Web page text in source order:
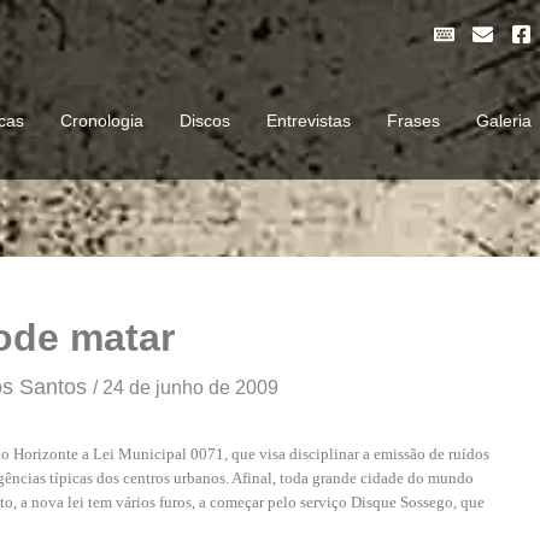
K
e
b
a
r
E
n
v
l
o
F
a
c
e
b
o
k
-
s
q
u
Cronologia Discos Entrevistas Frases Galeria
matar
Santos / 24 de junho de 2009
Horizonte a Lei Municipal 0071, que visa disciplinar a emissão de ruídos
típicas dos centros urbanos. Afinal, toda grande cidade do mundo
a nova lei tem vários furos, a começar pelo serviço Disque Sossego, que